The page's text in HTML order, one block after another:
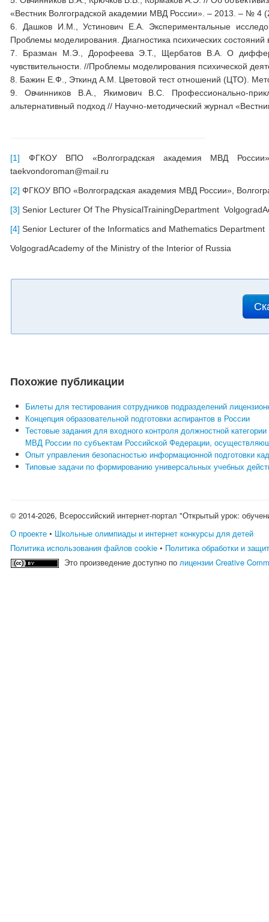
«Вестник Волгоградской академии МВД России». – 2013. – № 4
6. Дашков И.М., Устинович Е.А. Экспериментальные
Проблемы моделирования. Диагностика психических
7. Бразман М.Э., Дорофеева Э.Т., Щербатов В.А. О
чувствительности. //Проблемы моделирования психической
8. Бажин Е.Ф., Эткинд А.М. Цветовой тест отношений (ЦТО).
9. Овчинников В.А., Якимович В.С. Профессионально-
альтернативный подход // Научно-методический журнал
[1] ФГКОУ ВПО «Волгоградская академия МВД
taekvondoroman@mail.ru
[2] ФГКОУ ВПО «Волгоградская академия МВД России»,
[3] Senior Lecturer Of The PhysicalTrainingDepartment
[4] Senior Lecturer of the Informatics and Mathematics
VolgogradAcademy of the Ministry of the Interior of Russia
Похожие публикации
Билеты для тестирования сотрудников подразделений
Концепция образовательной подготовки аспирантов в России
Тестовые задания для входного контроля должностной
МВД России по субъектам Российской Федерации,
Опыт управления безопасностью информационной подготовки
Типовые задачи по формированию универсальных учебных
© 2014-2026, Всероссийский интернет-портал "Открытый урок:
О проекте • Школьные олимпиады и интернет конкурсы для детей
Политика использования файлов cookie • Политика обработки и
Это произведение доступно полицензии Creative